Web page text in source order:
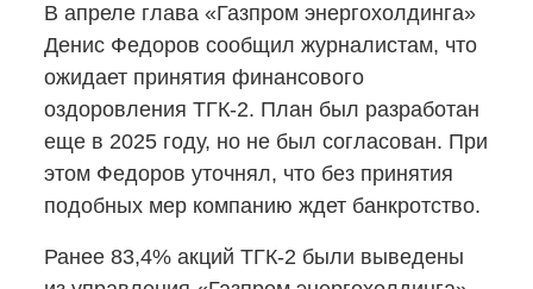
В апреле глава «Газпром энергохолдинга»
Денис Федоров сообщил журналистам, что
ожидает принятия финансового
оздоровления ТГК-2. План был разработан
еще в 2025 году, но не был согласован. При
этом Федоров уточнял, что без принятия
подобных мер компанию ждет банкротство.
Ранее 83,4% акций ТГК-2 были выведены